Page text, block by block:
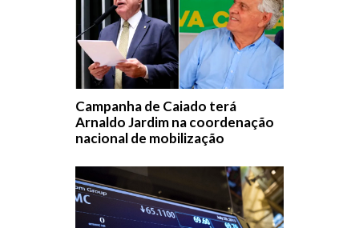
Campanha de Caiado terá
Arnaldo Jardim na coordenação
nacional de mobilização